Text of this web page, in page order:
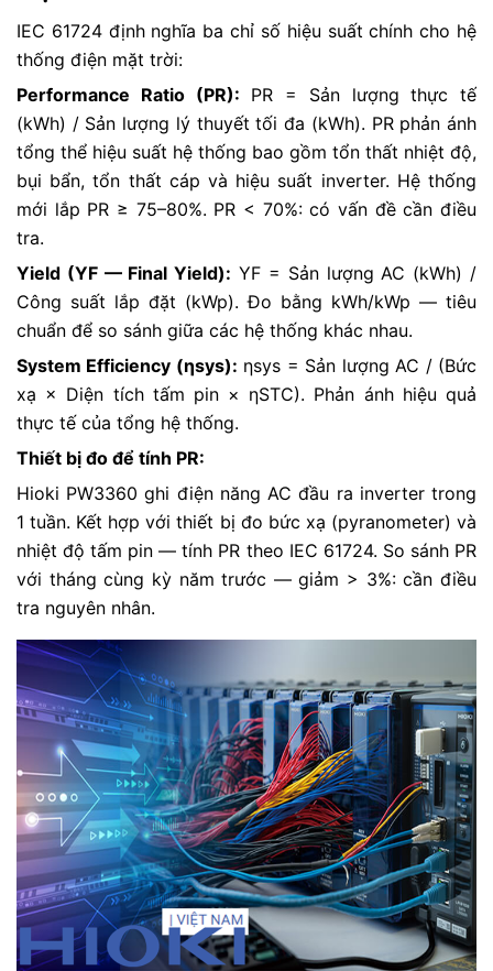
IEC 61724 định nghĩa ba chỉ số hiệu suất chính cho hệ
thống điện mặt trời:
Performance Ratio (PR): PR = Sản lượng thực tế
(kWh) / Sản lượng lý thuyết tối đa (kWh). PR phản ánh
tổng thể hiệu suất hệ thống bao gồm tổn thất nhiệt độ,
bụi bẩn, tổn thất cáp và hiệu suất inverter. Hệ thống
mới lắp PR ≥ 75–80%. PR < 70%: có vấn đề cần điều
tra.
Yield (YF — Final Yield): YF = Sản lượng AC (kWh) /
Công suất lắp đặt (kWp). Đo bằng kWh/kWp — tiêu
chuẩn để so sánh giữa các hệ thống khác nhau.
System Efficiency (ηsys): ηsys = Sản lượng AC / (Bức
xạ × Diện tích tấm pin × ηSTC). Phản ánh hiệu quả
thực tế của tổng hệ thống.
Thiết bị đo để tính PR:
Hioki PW3360 ghi điện năng AC đầu ra inverter trong
1 tuần. Kết hợp với thiết bị đo bức xạ (pyranometer) và
nhiệt độ tấm pin — tính PR theo IEC 61724. So sánh PR
với tháng cùng kỳ năm trước — giảm > 3%: cần điều
tra nguyên nhân.